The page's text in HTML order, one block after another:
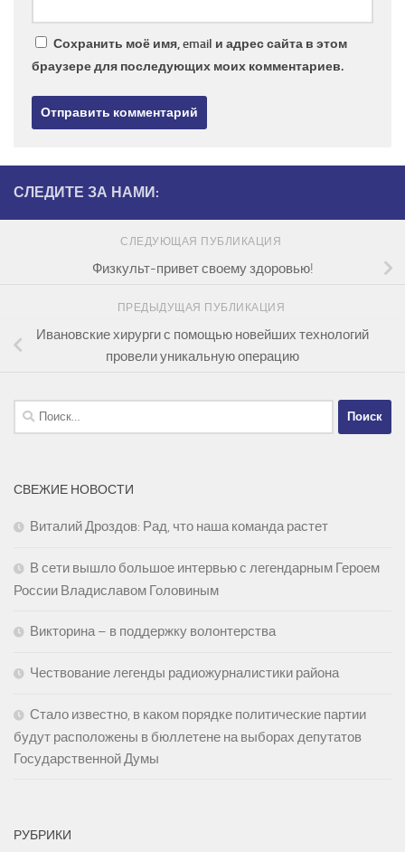
Сохранить моё имя, email и адрес сайта в этом
браузере для последующих моих комментариев.
СЛЕДИТЕ ЗА НАМИ:
СЛЕДУЮЩАЯ ПУБЛИКАЦИЯ
Физкульт-привет своему здоровью!
ПРЕДЫДУЩАЯ ПУБЛИКАЦИЯ
Ивановские хирурги с помощью новейших технологий
провели уникальную операцию
Найти:
СВЕЖИЕ НОВОСТИ
Виталий Дроздов: Рад, что наша команда растет
В сети вышло большое интервью с легендарным Героем
России Владиславом Головиным
Викторина – в поддержку волонтерства
Чествование легенды радиожурналистики района
Стало известно, в каком порядке политические партии
будут расположены в бюллетене на выборах депутатов
Государственной Думы
РУБРИКИ